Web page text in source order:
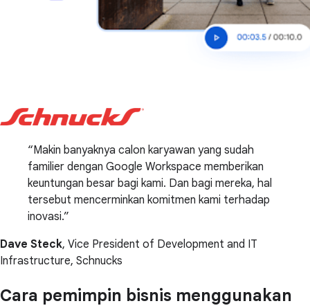
Makin banyaknya calon karyawan yang sudah
familier dengan Google Workspace memberikan
keuntungan besar bagi kami. Dan bagi mereka, hal
tersebut mencerminkan komitmen kami terhadap
inovasi.
Dave Steck, Vice President of Development and IT
Infrastructure, Schnucks
Cara pemimpin bisnis menggunakan